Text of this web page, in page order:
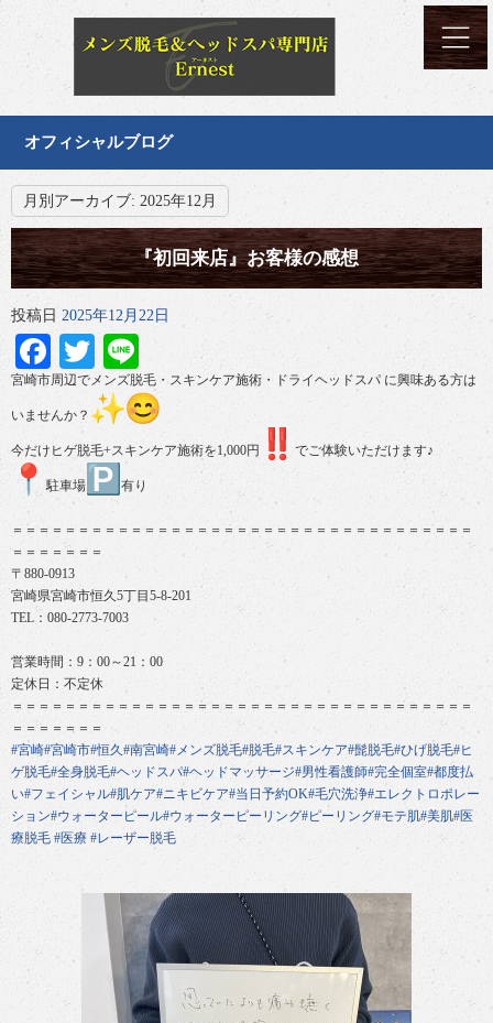
オフィシャルブログ
月別アーカイブ: 2025年12月
『初回来店』お客様の感想
投稿日 2025年12月22日
Facebook
TwitterLine
宮崎市周辺でメンズ脱毛・スキンケア施術・ドライヘッドスパ に興味ある方は
いませんか？
今だけヒゲ脱毛+スキンケア施術を1,000円 でご体験いただけます♪
駐車場 有り
＝＝＝＝＝＝＝＝＝＝＝＝＝＝＝＝＝＝＝＝＝＝＝＝＝＝＝＝＝＝＝＝＝＝＝
＝＝＝＝＝＝＝
〒880-0913
宮崎県宮崎市恒久5丁目5-8-201
TEL：080-2773-7003
営業時間：9：00～21：00
定休日：不定休
＝＝＝＝＝＝＝＝＝＝＝＝＝＝＝＝＝＝＝＝＝＝＝＝＝＝＝＝＝＝＝＝＝＝＝
＝＝＝＝＝＝＝
#宮崎#宮崎市#恒久#南宮崎#メンズ脱毛#脱毛#スキンケア#髭脱毛#ひげ脱毛#ヒ
ゲ脱毛#全身脱毛#ヘッドスパ#ヘッドマッサージ#男性看護師#完全個室#都度払
い#フェイシャル#肌ケア#ニキビケア#当日予約OK#毛穴洗浄#エレクトロポレー
ション#ウォーターピール#ウォーターピーリング#ピーリング#モテ肌#美肌#医
療脱毛 #医療 #レーザー脱毛